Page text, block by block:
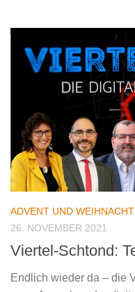
ADVENT UND
26. NOVEMBER 2021
Viertel-Schtond:
Endlich wieder da – die